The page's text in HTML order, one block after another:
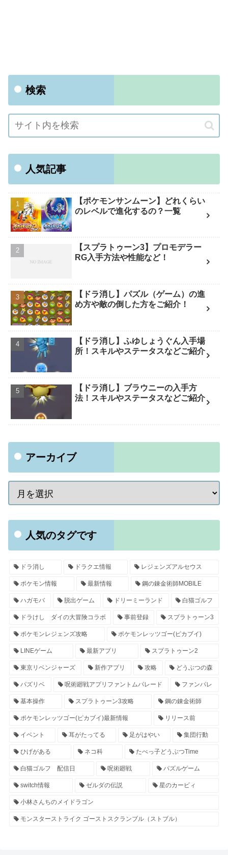
検索
人気記事
【ポケモンサンムーン】どれくらい
のレベルで進化するの？一覧
【スプラトゥーン3】プロモデラー
RG入手方法や性能など！
【ドラ消し】パズル（ゲーム）の進
め方や敵の倒した方をご紹介！
【ドラ消し】ふゆしょうぐん入手場
所！スキルやステータスなどご紹介
【ドラ消し】ブラウニーの入手方
法！スキルやステータスなどご紹介
アーカイブ
人気のタグです
ドラ消し ドラクエ情報 レジェンズアルセウス
ポケモン情報 最新情報 鋼の錬金術師MOBILE
ハガモバ 脱出ゲーム ドリーミーランド 白猫ゴルフ
ドラけし ダイの大冒険コラボ 事前登録 スプラトゥーン3
ポケモンレジェンズ攻略 ポケモンレッツゴー(ピカブイ)
LINEゲーム 最新アプリ スプラトゥーン2
東京リベンジャーズ 新作アプリ 攻略 どうぶつの森
パズリベ 呪術廻戦アプリファントムパレード ファンパレ
基本操作 スプラトゥーン3攻略 鋼の錬金術師
ポケモンレッツゴー(ピカブイ)最新情報 リリース前
イベント 耳がたってる 足がはやい 集団行動
ひげがある ネコ科 たべっ子どうぶつTime
白猫ゴルフ 配信日 呪術廻戦 パズルゲーム
switch情報 ゼルダの伝説 星のカービィ
小林さんちのメイドラゴン
モンスターストライク ゴーストスクランブル（ストブル）